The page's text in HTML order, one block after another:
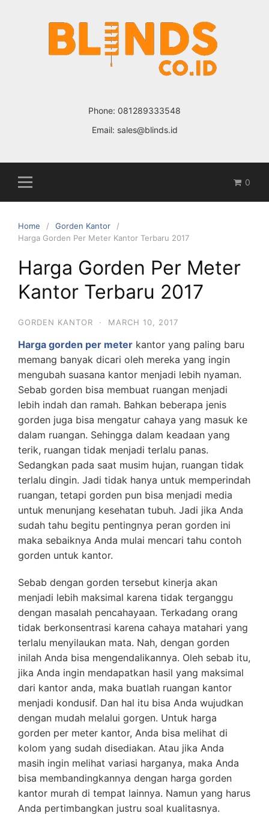
Phone: 081289333548
Email: sales@blinds.id
0
Home
Gorden Kantor
Harga Gorden Per Meter Kantor Terbaru 2017
Harga Gorden Per Meter
Kantor Terbaru 2017
GORDEN KANTOR · MARCH 10, 2017
Harga gorden per meter kantor yang paling baru
memang banyak dicari oleh mereka yang ingin
mengubah suasana kantor menjadi lebih nyaman.
Sebab gorden bisa membuat ruangan menjadi
lebih indah dan ramah. Bahkan beberapa jenis
gorden juga bisa mengatur cahaya yang masuk ke
dalam ruangan. Sehingga dalam keadaan yang
terik, ruangan tidak menjadi terlalu panas.
Sedangkan pada saat musim hujan, ruangan tidak
terlalu dingin. Jadi tidak hanya untuk memperindah
ruangan, tetapi gorden pun bisa menjadi media
untuk menunjang kesehatan tubuh. Jadi jika Anda
sudah tahu begitu pentingnya peran gorden ini
maka sebaiknya Anda mulai mencari tahu contoh
gorden untuk kantor.
Sebab dengan gorden tersebut kinerja akan
menjadi lebih maksimal karena tidak terganggu
dengan masalah pencahayaan. Terkadang orang
tidak berkonsentrasi karena cahaya matahari yang
terlalu menyilaukan mata. Nah, dengan gorden
inilah Anda bisa mengendalikannya. Oleh sebab itu,
jika Anda ingin mendapatkan hasil yang maksimal
dari kantor anda, maka buatlah ruangan kantor
menjadi kondusif. Dan hal itu bisa Anda wujudkan
dengan mudah melalui gorgen. Untuk harga
gorden per meter kantor, Anda bisa melihat di
kolom yang sudah disediakan. Atau jika Anda
masih ingin melihat variasi harganya, maka Anda
bisa membandingkannya dengan harga gorden
kantor murah di tempat lainnya. Namun yang harus
Anda pertimbangkan justru soal kualitasnya.